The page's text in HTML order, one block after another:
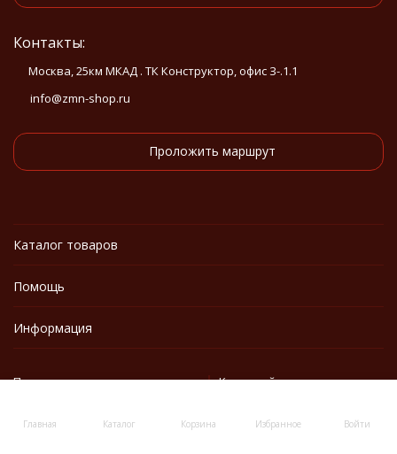
Главная Каталог Корзина Избранное Войти
Контакты:
Москва, 25км МКАД . ТК Конструктор, офис З-.1.1
info@zmn-shop.ru
Проложить маршрут
Каталог товаров
Помощь
Информация
Политика персональных данных Карта сайта